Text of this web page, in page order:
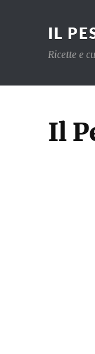
IL
Ricette e
Il